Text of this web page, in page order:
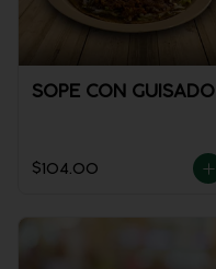
SOPE CON GUISADO
$104.00